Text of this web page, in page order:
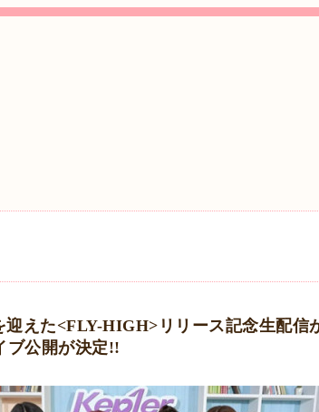
えた<FLY-HIGH>リリース記念生配信
ブ公開が決定!!